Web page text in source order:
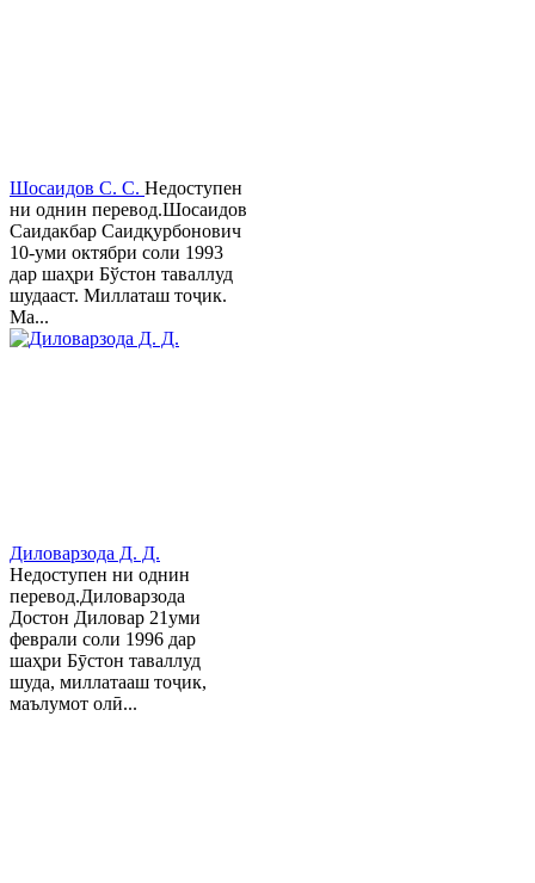
Шосаидов С. С. Недоступен
ни однин перевод.Шосаидов
Саидакбар Саидқурбонович
10-уми октябри соли 1993
дар шаҳри Бўстон таваллуд
шудааст. Миллаташ тоҷик.
Ма...
Диловарзода Д. Д.
Недоступен ни однин
перевод.Диловарзода
Достон Диловар 21уми
феврали соли 1996 дар
шаҳри Бӯстон таваллуд
шуда, миллатааш тоҷик,
маълумот олӣ...